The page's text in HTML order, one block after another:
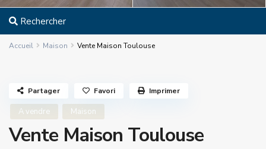
Rechercher
Accueil Maison Vente Maison Toulouse
A vendre Maison
Vente Maison Toulouse
Partager Favori Imprimer